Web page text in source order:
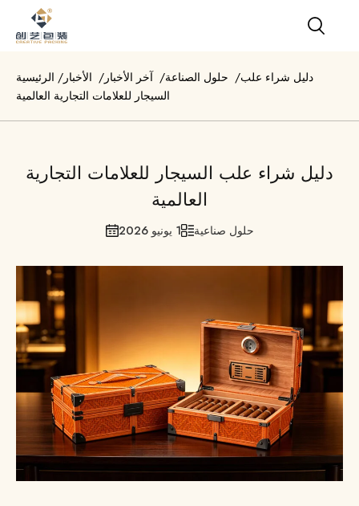
الرئيسية /الأخبار /آخر الأخبار /حلول الصناعة /دليل شراء علب
السيجار للعلامات التجارية العالمية
دليل شراء علب السيجار للعلامات التجارية
العالمية
1 يونيو 2026 حلول صناعية